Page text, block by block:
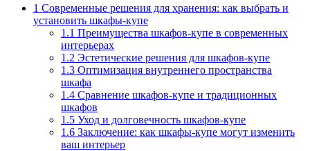
1 Современные решения для хранения: как выбрать и
установить шкафы-купе
1.1 Преимущества шкафов-купе в современных
интерьерах
1.2 Эстетические решения для шкафов-купе
1.3 Оптимизация внутреннего пространства
шкафа
1.4 Сравнение шкафов-купе и традиционных
шкафов
1.5 Уход и долговечность шкафов-купе
1.6 Заключение: как шкафы-купе могут изменить
ваш интерьер